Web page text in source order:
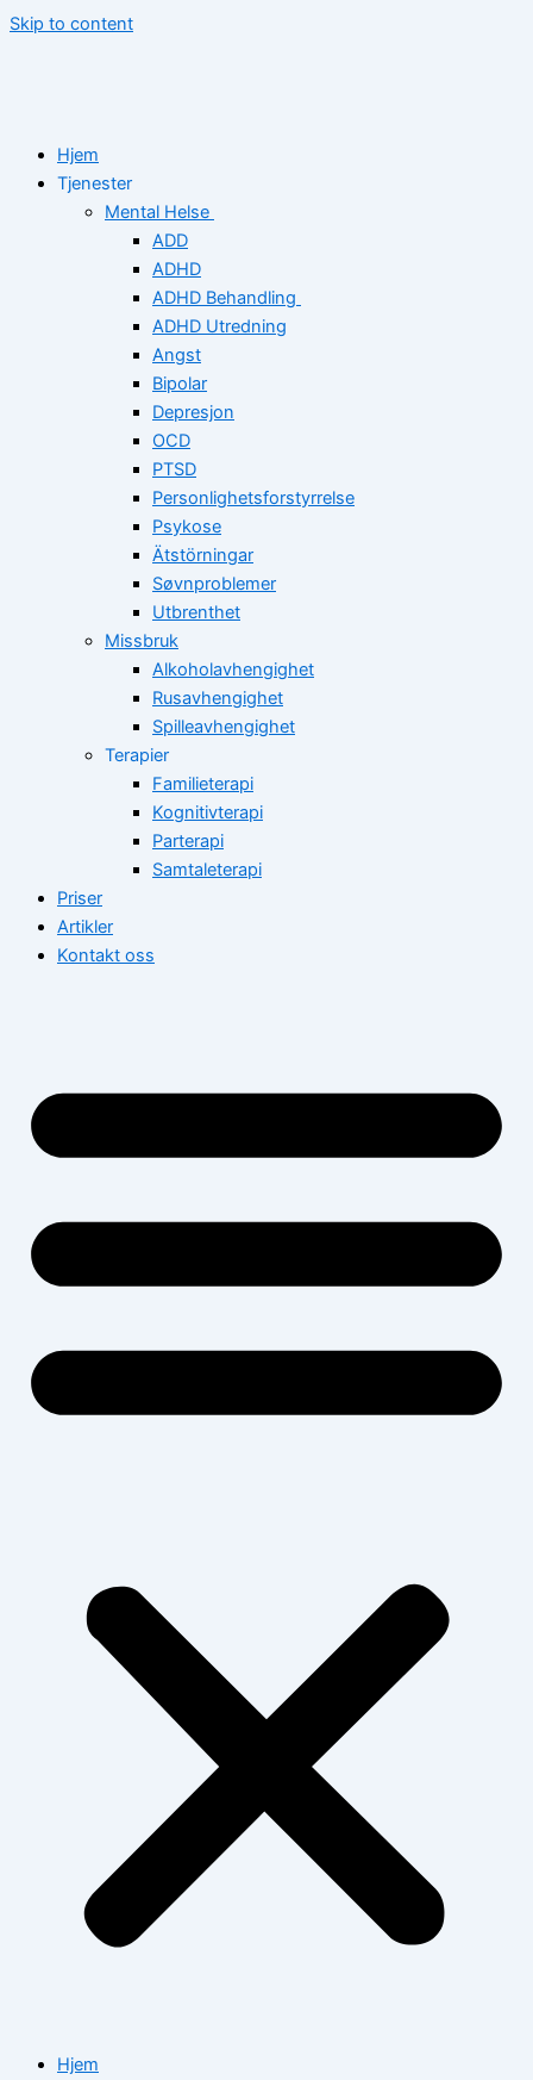
Skip to content
Hjem
Tjenester
Mental Helse
ADD
ADHD
ADHD Behandling
ADHD Utredning
Angst
Bipolar
Depresjon
OCD
PTSD
Personlighetsforstyrrelse
Psykose
Ätstörningar
Søvnproblemer
Utbrenthet
Missbruk
Alkoholavhengighet
Rusavhengighet
Spilleavhengighet
Terapier
Familieterapi
Kognitivterapi
Parterapi
Samtaleterapi
Priser
Artikler
Kontakt oss
Hjem